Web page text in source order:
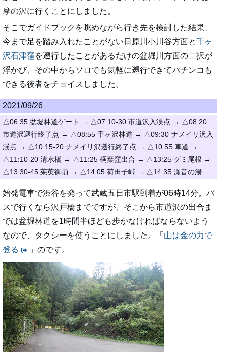
摩の沢に行くことにしました。
そこでガイドブックを眺めながら行き先を検討した結果、
今まで足を踏み入れたことがない日原川小川谷方面と千ヶ
沢石津窪を遡行したことがあるだけの盆堀川方面の二択が
浮かび、その中からソロでも気軽に遡行できてパチンコも
できる後者をチョイスしました。
2021/09/26
△06:35 盆堀林道ゲート → △07:10-30 市道沢入渓点 → △08:20
市道沢遡行終了点 → △08:55 千ヶ沢林道 → △09:30 ナメイリ沢入
渓点 → △10:15-20 ナメイリ沢遡行終了点 → △10:55 車道 →
△11:10-20 清水橋 → △11:25 棡葉窪出合 → △13:25 グミ尾根 →
△13:30-45 茱萸御前 → △14:05 荷田子峠 → △14:35 瀬音の湯
始発電車で渋谷を発って武蔵五日市駅到着が06時14分。バ
スで行くなら沢戸橋までですが、そこから市道沢の出合ま
では盆堀林道を1時間半ほども歩かなければならないよう
なので、タクシーを使うことにしました。「 山は金の力で
登る
」のです。